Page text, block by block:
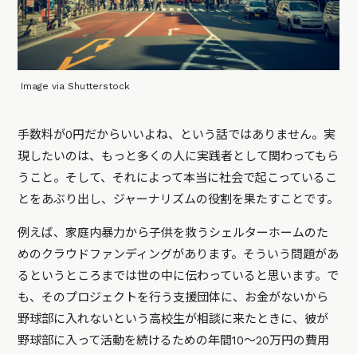
Image via Shutterstock
手数料が0円だからいいよね、という話ではありません。実
現したいのは、もっと多くの人に実践者として関わってもら
うこと。そして、それによって本当に社会で起こっているこ
とをあぶり出し、ジャーナリズムの役割を果たすことです。
例えば、家庭内暴力から子供を救うシェルターホームのた
めのクラウドファンディングがあります。そういう問題があ
るというところまでは世の中に伝わっていると思います。で
も、そのプロジェクトを行う支援団体に、お金がないから
野球部に入れないという高校生が相談に来たときに、彼が
野球部に入って活動を続けるための年間10～20万円の費用